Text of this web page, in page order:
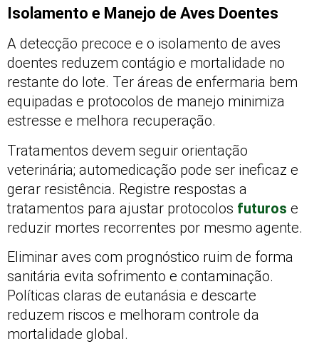
Isolamento e Manejo de Aves Doentes
A detecção precoce e o isolamento de aves
doentes reduzem contágio e mortalidade no
restante do lote. Ter áreas de enfermaria bem
equipadas e protocolos de manejo minimiza
estresse e melhora recuperação.
Tratamentos devem seguir orientação
veterinária; automedicação pode ser ineficaz e
gerar resistência. Registre respostas a
tratamentos para ajustar protocolos futuros e
reduzir mortes recorrentes por mesmo agente.
Eliminar aves com prognóstico ruim de forma
sanitária evita sofrimento e contaminação.
Políticas claras de eutanásia e descarte
reduzem riscos e melhoram controle da
mortalidade global.